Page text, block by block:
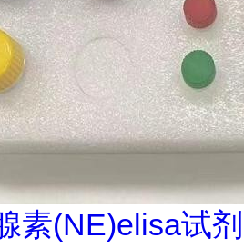
素(NE)elisa试剂